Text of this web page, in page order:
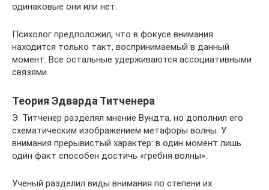
одинаковые они или нет.
Психолог предположил, что в фокусе внимания
находится только такт, воспринимаемый в данный
момент. Все остальные удерживаются ассоциативными
связями.
Теория Эдварда Титченера
Э. Титченер разделял мнение Вундта, но дополнил его
схематическим изображением метафоры волны. У
внимания прерывистый характер: в один момент лишь
один факт способен достичь «гребня волны».
Ученый разделил виды внимания по степени их